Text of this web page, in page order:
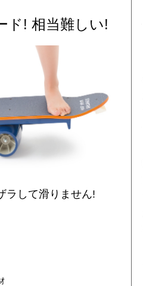
ド! 相当難しい!
ラして滑りません!